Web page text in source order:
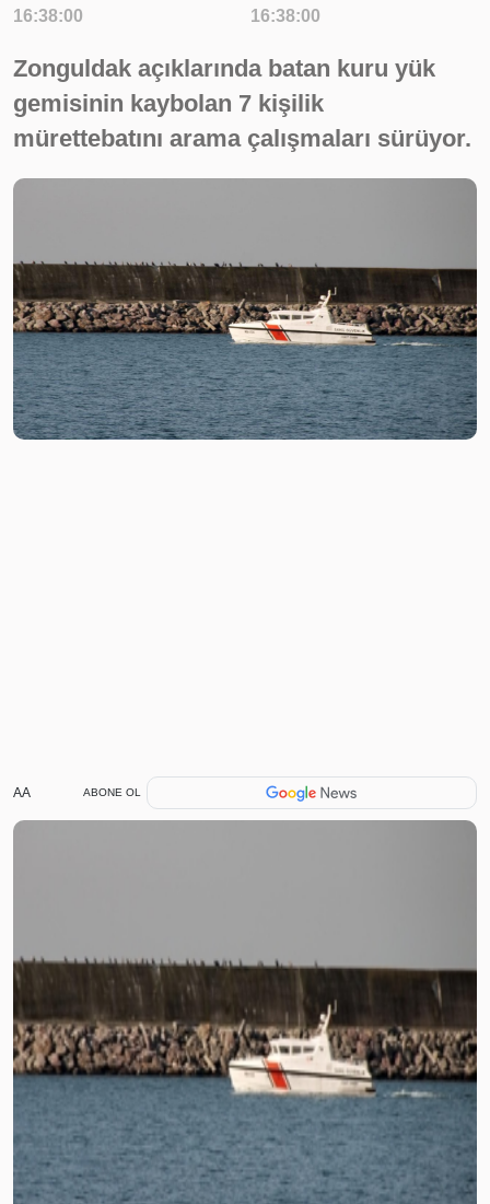
16:38:00
16:38:00
Zonguldak açıklarında batan kuru yük
gemisinin kaybolan 7 kişilik
mürettebatını arama çalışmaları sürüyor.
AA ABONE OL